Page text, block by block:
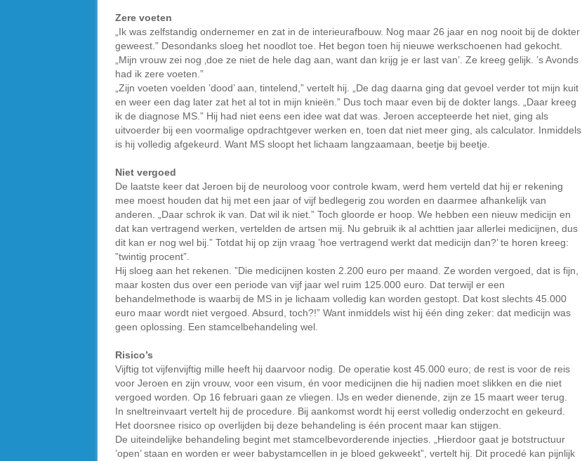
Zere voeten
„Ik was zelfstandig ondernemer en zat in de interieurafbouw. Nog maar 26 jaar en nog nooit bij de dokter
geweest.” Desondanks sloeg het noodlot toe. Het begon toen hij nieuwe werkschoenen had gekocht.
„Mijn vrouw zei nog ‚doe ze niet de hele dag aan, want dan krijg je er last van’. Ze kreeg gelijk. ’s Avonds
had ik zere voeten.”
„Zijn voeten voelden ’dood’ aan, tintelend,” vertelt hij. „De dag daarna ging dat gevoel verder tot mijn kuit
en weer een dag later zat het al tot in mijn knieën.” Dus toch maar even bij de dokter langs. „Daar kreeg
ik de diagnose MS.” Hij had niet eens een idee wat dat was. Jeroen accepteerde het niet, ging als
uitvoerder bij een voormalige opdrachtgever werken en, toen dat niet meer ging, als calculator. Inmiddels
is hij volledig afgekeurd. Want MS sloopt het lichaam langzaamaan, beetje bij beetje.
Niet vergoed
De laatste keer dat Jeroen bij de neuroloog voor controle kwam, werd hem verteld dat hij er rekening
mee moest houden dat hij met een jaar of vijf bedlegerig zou worden en daarmee afhankelijk van
anderen. „Daar schrok ik van. Dat wil ik niet.” Toch gloorde er hoop. We hebben een nieuw medicijn en
dat kan vertragend werken, vertelden de artsen mij. Nu gebruik ik al achttien jaar allerlei medicijnen, dus
dit kan er nog wel bij.” Totdat hij op zijn vraag ’hoe vertragend werkt dat medicijn dan?’ te horen kreeg:
”twintig procent”.
Hij sloeg aan het rekenen. ”Die medicijnen kosten 2.200 euro per maand. Ze worden vergoed, dat is fijn,
maar kosten dus over een periode van vijf jaar wel ruim 125.000 euro. Dat terwijl er een
behandelmethode is waarbij de MS in je lichaam volledig kan worden gestopt. Dat kost slechts 45.000
euro maar wordt niet vergoed. Absurd, toch?!” Want inmiddels wist hij één ding zeker: dat medicijn was
geen oplossing. Een stamcelbehandeling wel.
Risico’s
Vijftig tot vijfenvijftig mille heeft hij daarvoor nodig. De operatie kost 45.000 euro; de rest is voor de reis
voor Jeroen en zijn vrouw, voor een visum, én voor medicijnen die hij nadien moet slikken en die niet
vergoed worden. Op 16 februari gaan ze vliegen. IJs en weder dienende, zijn ze 15 maart weer terug.
In sneltreinvaart vertelt hij de procedure. Bij aankomst wordt hij eerst volledig onderzocht en gekeurd.
Het doorsnee risico op overlijden bij deze behandeling is één procent maar kan stijgen.
De uiteindelijke behandeling begint met stamcelbevorderende injecties. „Hierdoor gaat je botstructuur
’open’ staan en worden er weer babystamcellen in je bloed gekweekt”, vertelt hij. Dit procedé kan pijnlijk